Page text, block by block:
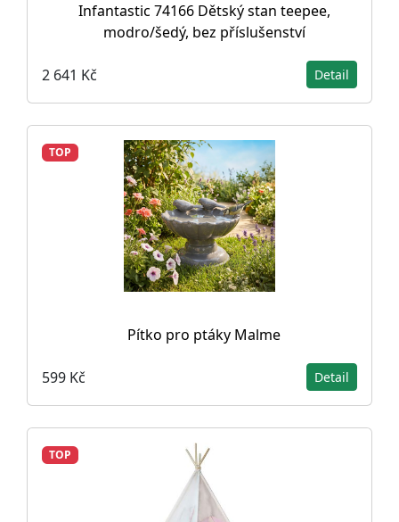
Infantastic 74166 Dětský stan teepee,
modro/šedý, bez příslušenství
2 641 Kč Detail
TOP
Pítko pro ptáky Malme
599 Kč Detail
TOP